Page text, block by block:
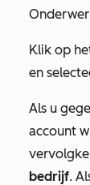
Klik op
en
Als u
account
bedrijf.